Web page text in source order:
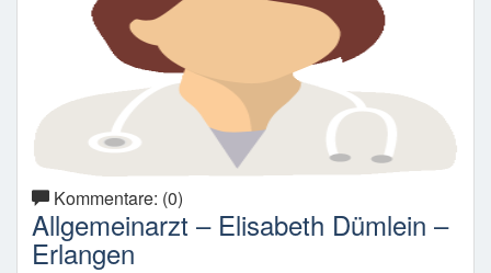
Kommentare: (0)
Allgemeinarzt – Elisabeth Dümlein –
Erlangen